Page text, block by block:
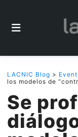
LACNIC Blog >
los modelos de
Se